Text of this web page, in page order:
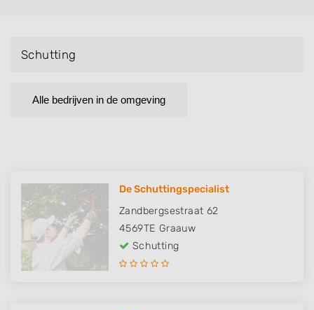
Schutting
Alle bedrijven in de omgeving
De Schuttingspecialist
Zandbergsestraat 62
4569TE Graauw
Schutting